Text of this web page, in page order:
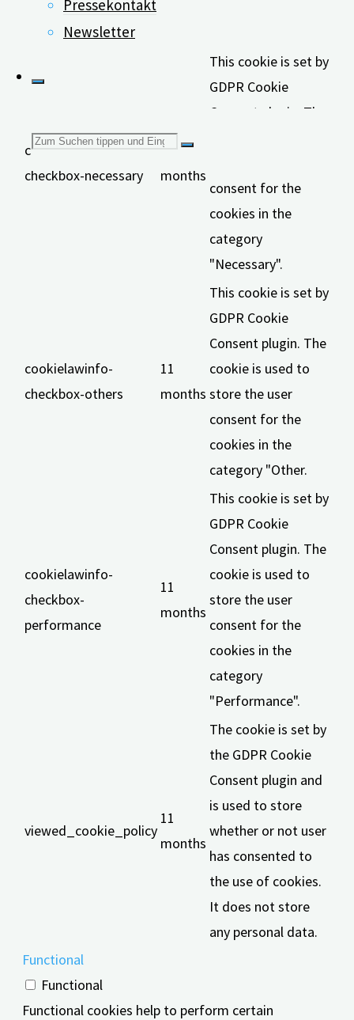
Pressekontakt
Newsletter
Suchen
cookielawinfo-
checkbox-necessary
11
months
This cookie is set by
GDPR Cookie
Consent plugin. The
consent for the
cookies in the
category
"Necessary".
cookielawinfo-
checkbox-others
11
months
This cookie is set by
GDPR Cookie
Consent plugin. The
cookie is used to
store the user
consent for the
cookies in the
category "Other.
cookielawinfo-
checkbox-
performance
11
months
This cookie is set by
GDPR Cookie
Consent plugin. The
cookie is used to
store the user
consent for the
cookies in the
category
"Performance".
viewed_cookie_policy
11
months
The cookie is set by
the GDPR Cookie
Consent plugin and
is used to store
whether or not user
has consented to
the use of cookies.
It does not store
any personal data.
Functional
Functional
Functional cookies help to perform certain